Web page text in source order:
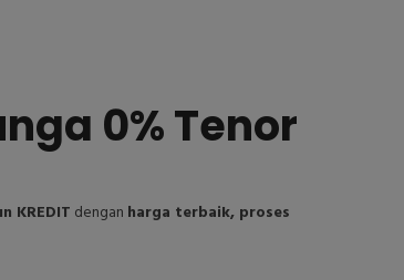
0% Tenor
KREDIT dengan harga terbaik, proses